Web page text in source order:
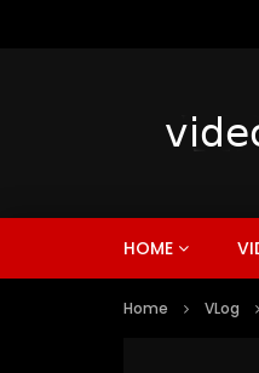
HOME
Home VLog